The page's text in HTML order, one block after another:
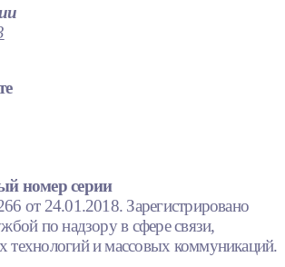
номер серии
от 24.01.2018. Зарегистрировано
по надзору в сфере связи,
и массовых коммуникаций.